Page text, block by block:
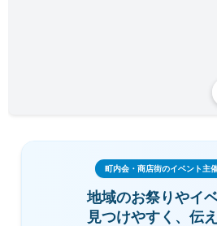
町内会・商店街のイベント主
地域のお祭りやイベ
見つけやすく、伝